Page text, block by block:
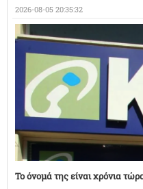
2026-08-05 20:35:32
Το όνομά της είναι χρόνια